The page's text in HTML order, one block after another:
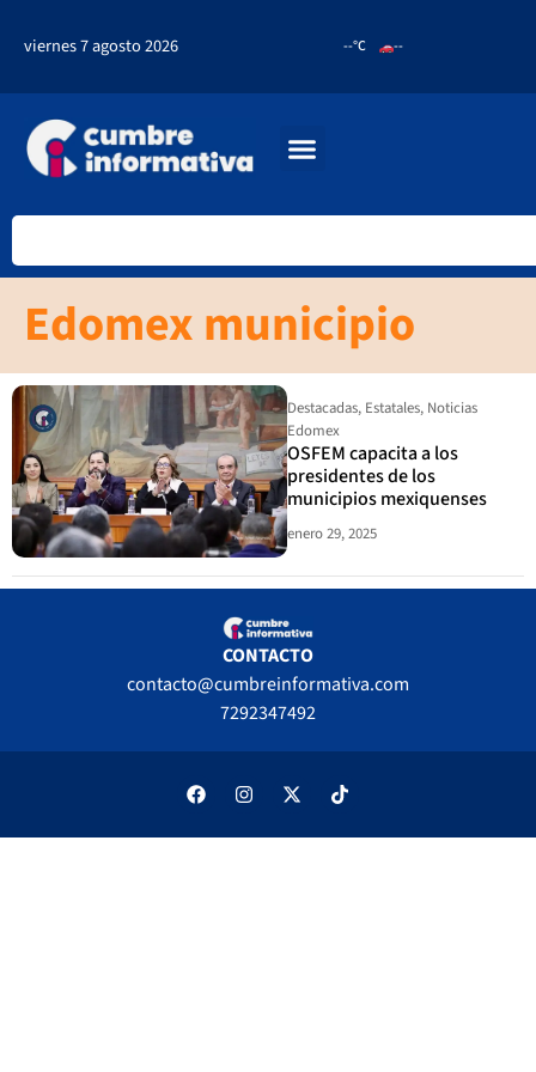
viernes 7 agosto 2026 --°C --
Edomex municipio
Destacadas, Estatales, Noticias
Edomex
OSFEM capacita a los
presidentes de los
municipios mexiquenses
enero 29, 2025
CONTACTO
contacto@cumbreinformativa.com
7292347492